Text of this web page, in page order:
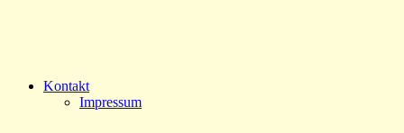
Kontakt
Impressum